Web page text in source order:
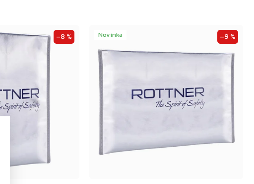
–8 % Novinka –9 %